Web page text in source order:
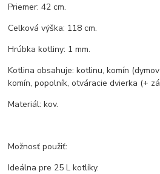
Priemer: 42 cm.
Celková výška: 118 cm.
Hrúbka kotliny: 1 mm.
Kotlina obsahuje: kotlinu, komín
komín, popolník, otváracie dvierka (+
Materiál: kov.
Možnosť použiť:
Ideálna pre 25 L kotlíky.